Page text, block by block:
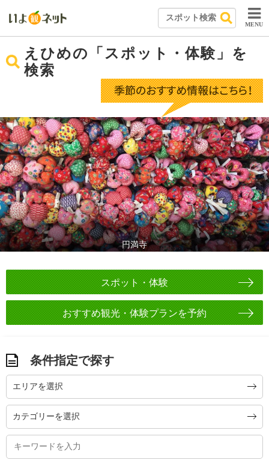
MENU
えひめの「スポット・体験」を
検索
円満寺
スポット・体験
おすすめ観光・体験プランを予約
条件指定で探す
エリアを選択
カテゴリーを選択